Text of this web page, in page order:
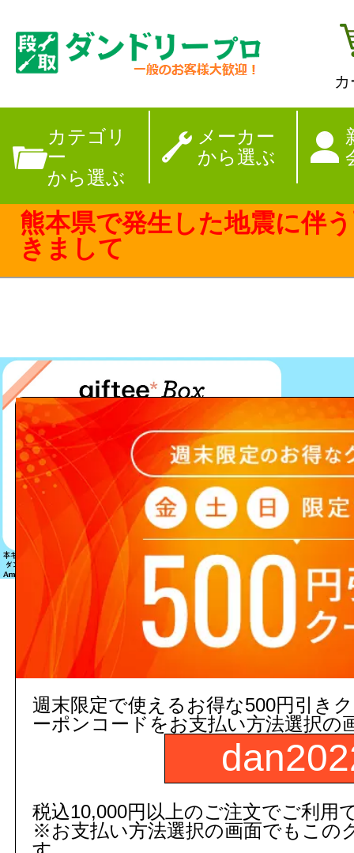
カテゴリ
ー
から選ぶ
メーカー
から選ぶ
【夏季休暇のお
熊本県で発生した地震に伴
きまして
該当する商品は見つかりません
c 2015 dandorie.com All
週末限定で使えるお得な500円引き
ーポンコードをお支払い方法選択の
税込10,000円以上のご注文でご利用
※お支払い方法選択の画面でもこの